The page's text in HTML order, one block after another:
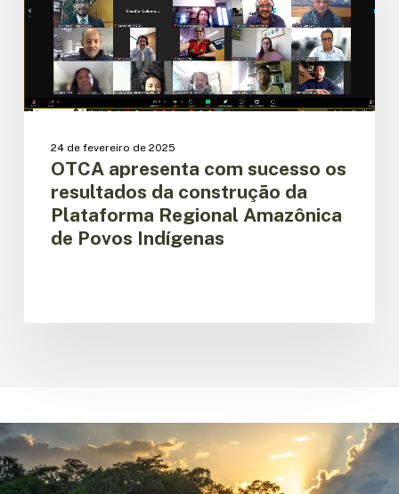
resultados
construção
Plataforma
Povos
Indígenas
24 de fevereiro de 2025
OTCA apresenta com sucesso os
resultados da construção da
Plataforma Regional Amazônica
de Povos Indígenas